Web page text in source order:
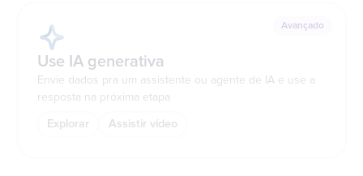
Avançado
Use IA generativa
Envie dados pra um assistente ou agente de IA e use a
resposta na próxima etapa
Explorar Assistir vídeo